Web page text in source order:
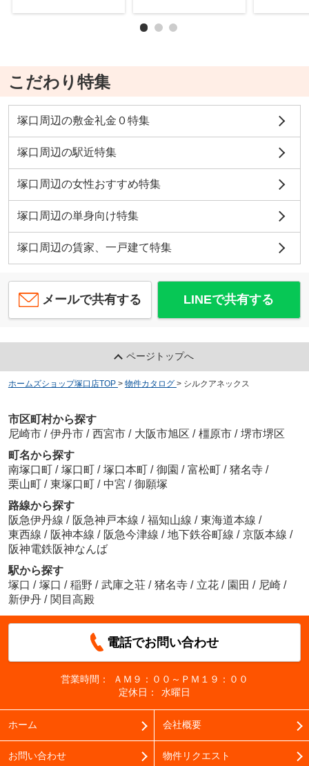
こだわり特集
塚口周辺の敷金礼金０特集
塚口周辺の駅近特集
塚口周辺の女性おすすめ特集
塚口周辺の単身向け特集
塚口周辺の賃家、一戸建て特集
メールで共有する LINEで共有する
ページトップへ
ホームズショップ塚口店TOP > 物件カタログ > シルクアネックス
市区町村から探す
尼崎市 / 伊丹市 / 西宮市 / 大阪市旭区 / 橿原市 / 堺市堺区
町名から探す
南塚口町 / 塚口町 / 塚口本町 / 御園 / 富松町 / 猪名寺 /
栗山町 / 東塚口町 / 中宮 / 御願塚
路線から探す
阪急伊丹線 / 阪急神戸本線 / 福知山線 / 東海道本線 /
東西線 / 阪神本線 / 阪急今津線 / 地下鉄谷町線 / 京阪本線 /
阪神電鉄阪神なんば
駅から探す
塚口 / 塚口 / 稲野 / 武庫之荘 / 猪名寺 / 立花 / 園田 / 尼崎 /
新伊丹 / 関目高殿
電話でお問い合わせ
営業時間：
ＡＭ９：００～ＰＭ１９：００
定休日：
水曜日
ホーム 会社概要
お問い合わせ 物件リクエスト